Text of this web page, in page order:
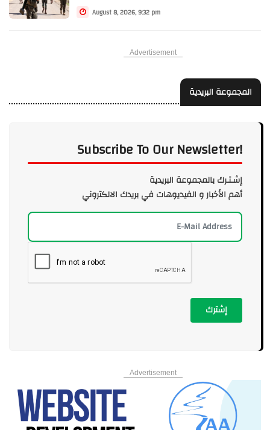
August 8, 2026, 9:32 pm
Advertisement
المجموعة البريدية
Subscribe To Our Newsletter!
إشـتـرك بالمجموعة البريدية
أهم الأخبار و الفيديوهات في بريدك الالكتروني
إشترك
Advertisement